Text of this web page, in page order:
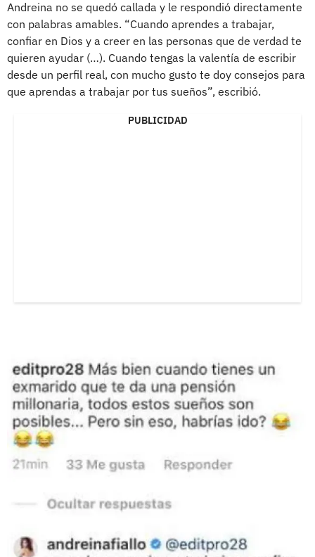
Andreina no se quedó callada y le respondió directamente
con palabras amables. “Cuando aprendes a trabajar,
confiar en Dios y a creer en las personas que de verdad te
quieren ayudar (…). Cuando tengas la valentía de escribir
desde un perfil real, con mucho gusto te doy consejos para
que aprendas a trabajar por tus sueños”, escribió.
PUBLICIDAD